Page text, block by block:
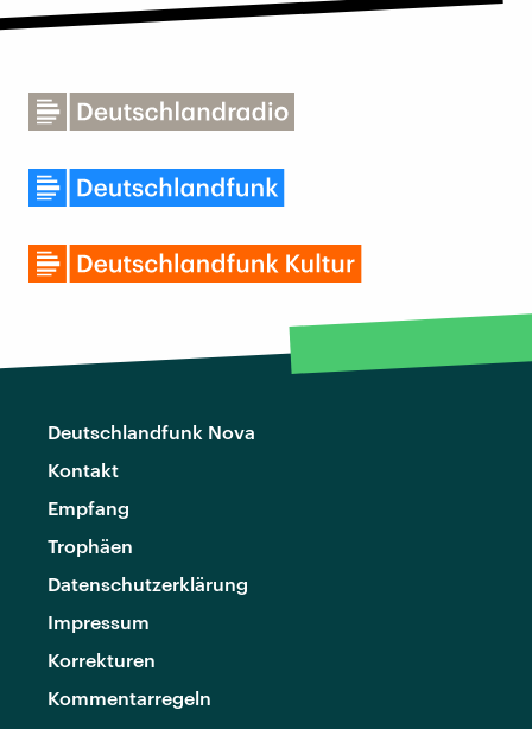
Deutschlandfunk Nova
Kontakt
Empfang
Trophäen
Datenschutzerklärung
Impressum
Korrekturen
Kommentarregeln